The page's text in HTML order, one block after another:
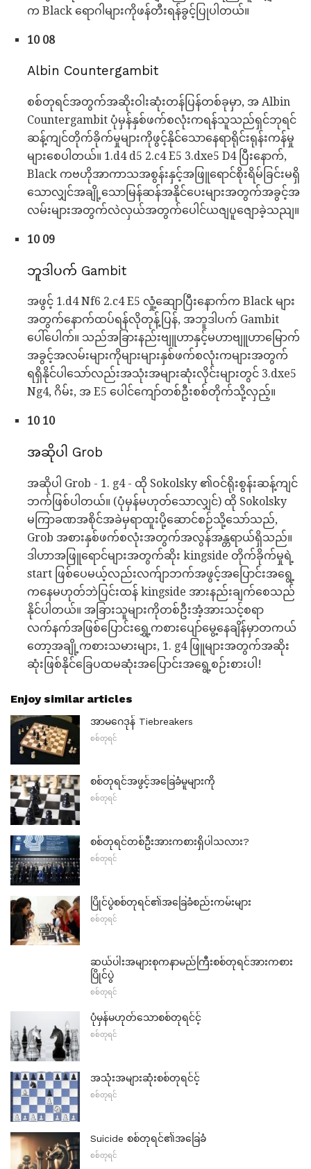
က Black ရောဂါများကိုဖန်တီးရန်ခွင့်ပြုပါတယ်။
10 08
Albin Countergambit
စစ်တုရင်အတွက်အဆိုးဝါးဆုံးတန်ပြန်တစ်ခုမှာ, အ Albin
Countergambit ပုံမှန်နှစ်ဖက်စလုံးကရန်သူသည်ရှင်ဘုရင်
ဆန့်ကျင်တိုက်ခိုက်မှုများကိုဖွင့်နိုင်သောနေရာရိုင်းရုန်းကန်မှု
များစေပါတယ်။ 1.d4 d5 2.c4 E5 3.dxe5 D4 ပြီးနောက်,
Black ကဗဟိုအာကာသအစွန်းနှင့်အဖြူရောင်စိုးရိမ်ခြင်းမရှိ
သောလျှင်အချို့သောမြန်ဆန်အနိုင်ပေးများအတွက်အခွင့်အ
လမ်းများအတွက်လဲလှယ်အတွက်ပေါင်ယဇျပူဇျောခဲ့သညျ။
10 09
ဘူဒါပက် Gambit
အဖွင့် 1.d4 Nf6 2.c4 E5 လှုံ့ဆျောပြီးနောက်က Black များ
အတွက်နောက်ထပ်ရန်လိုတုန့်ပြန်, အဘူဒါပက် Gambit
ပေါ်ပေါက်။ သည်အခြားနည်းဗျူဟာနှင့်မဟာဗျူဟာမြောက်
အခွင့်အလမ်းများကိုများများနှစ်ဖက်စလုံးကများအတွက်
ရရှိနိုင်ပါသော်လည်းအသုံးအများဆုံးလိုင်းများတွင် 3.dxe5
Ng4, ဂိမ်း, အ E5 ပေါင်ကျော်တစ်ဦးစစ်တိုက်သို့လှည့်။
10 10
အဆိုပါ Grob
အဆိုပါ Grob - 1. g4 - ထို Sokolsky ၏ဝင်ရိုးစွန်းဆန့်ကျင်
ဘက်ဖြစ်ပါတယ်။ (ပုံမှန်မဟုတ်သောလျှင်) ထို Sokolsky
မကြာခဏအစိုင်အခဲမှရာထူးပို့ဆောင်စဉ်သို့သော်သည်,
Grob အစားနှစ်ဖက်စလုံးအတွက်အလွန်အန္တရာယ်ရှိသည်။
ဒါဟာအဖြူရောင်များအတွက်ဆိုး kingside တိုက်ခိုက်မှုရဲ့
start ဖြစ်ပေမယ့်လည်းလက်ျာဘက်အဖွင့်အပြောင်းအရွေ့
ကနေမဟုတ်ဘဲပြင်းထန် kingside အားနည်းချက်စေသည်
နိုင်ပါတယ်။ အခြားသူများကိုတစ်ဦးအံ့အားသင့်စရာ
လက်နက်အဖြစ်ပြောင်းရွှေ့ကစားပျော်မွေ့နေချိန်မှာတကယ်
တော့အချို့ကစားသမားများ, 1. g4 ဖြူများအတွက်အဆိုး
ဆုံးဖြစ်နိုင်ခြေပထမဆုံးအပြောင်းအရွေ့စဉ်းစားပါ!
Enjoy similar articles
အာမဂေဒုန် Tiebreakers
စစ်တုရင်
စစ်တုရင်အဖွင့်အခြေခံမူများကို
စစ်တုရင်
စစ်တုရင်တစ်ဦးအားကစားရှိပါသလား?
စစ်တုရင်
ပြိုင်ပွဲစစ်တုရင်၏အခြေခံစည်းကမ်းများ
စစ်တုရင်
ဆယ်ပါးအများစုကနာမည်ကြီးစစ်တုရင်အားကစား
ပြိုင်ပွဲ
စစ်တုရင်
ပုံမှန်မဟုတ်သောစစ်တုရင်င့်
စစ်တုရင်
အသုံးအများဆုံးစစ်တုရင်င့်
စစ်တုရင်
Suicide စစ်တုရင်၏အခြေခံ
စစ်တုရင်